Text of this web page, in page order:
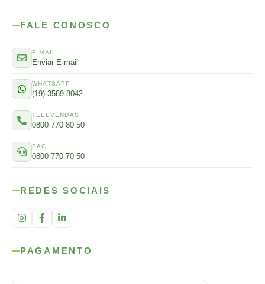
FALE CONOSCO
E-MAIL
Enviar E-mail
WHATSAPP
(19) 3589-8042
TELEVENDAS
0800 770 80 50
SAC
0800 770 70 50
REDES SOCIAIS
PAGAMENTO